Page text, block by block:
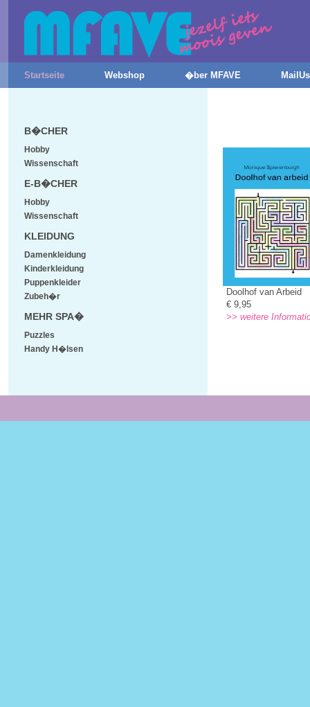
Startseite Webshop �ber MFAVE
Doolhof van Arbeid
€ 9,95
>> weitere
B�CHER
Hobby
Wissenschaft
E-B�CHER
Hobby
Wissenschaft
KLEIDUNG
Damenkleidung
Kinderkleidung
Puppenkleider
Zubeh�r
MEHR SPA�
Puzzles
Handy H�lsen